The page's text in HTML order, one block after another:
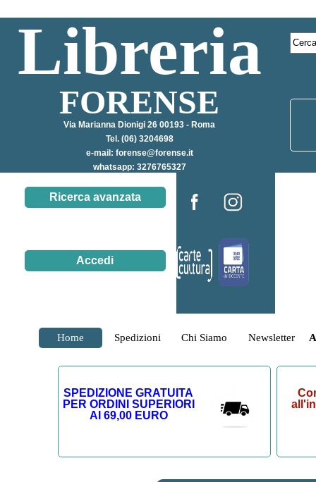
Libreria
FORENSE
Via Marianna Dionigi 26 00193 - Roma
Tel. (06) 3204698
e-mail: forense@forense.it
whatsapp: 3276765327
Ricerca avanzata
Accedi
Home Spedizioni Chi Siamo Newsletter
SPEDIZIONE GRATUITA
PER ORDINI SUPERIORI
AI 69,00 EURO